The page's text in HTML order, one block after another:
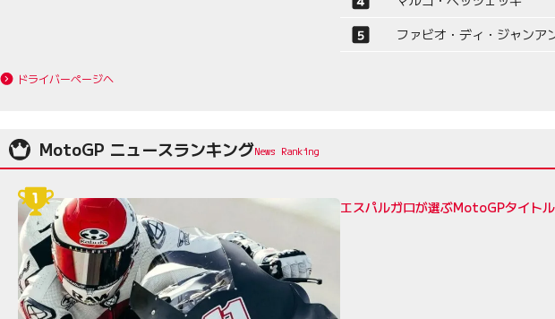
ファビオ・ディ・ジャンア
ドライバーページへ
MotoGP ニュースランキング
エスパルガロが選ぶMotoGPタイト